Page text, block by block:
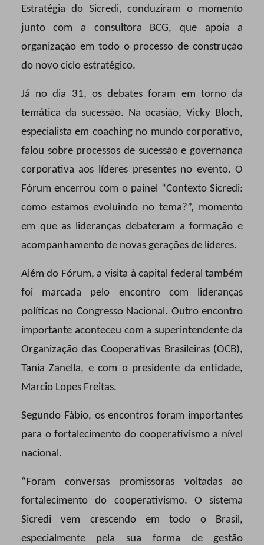
Estratégia do Sicredi, conduziram o momento
junto com a consultora BCG, que apoia a
organização em todo o processo de construção
do novo ciclo estratégico.
Já no dia 31, os debates foram em torno da
temática da sucessão. Na ocasião, Vicky Bloch,
especialista em coaching no mundo corporativo,
falou sobre processos de sucessão e governança
corporativa aos líderes presentes no evento. O
Fórum encerrou com o painel “Contexto Sicredi:
como estamos evoluindo no tema?”, momento
em que as lideranças debateram a formação e
acompanhamento de novas gerações de líderes.
Além do Fórum, a visita à capital federal também
foi marcada pelo encontro com lideranças
políticas no Congresso Nacional. Outro encontro
importante aconteceu com a superintendente da
Organização das Cooperativas Brasileiras (OCB),
Tania Zanella, e com o presidente da entidade,
Marcio Lopes Freitas.
Segundo Fábio, os encontros foram importantes
para o fortalecimento do cooperativismo a nível
nacional.
“Foram conversas promissoras voltadas ao
fortalecimento do cooperativismo. O sistema
Sicredi vem crescendo em todo o Brasil,
especialmente pela sua forma de gestão